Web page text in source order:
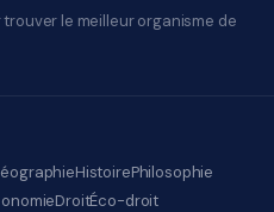
le meilleur organisme de
HistoirePhilosophie
DroitÉco-droit